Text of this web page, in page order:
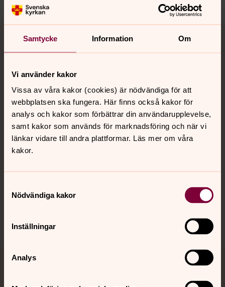
Samtycke Information Om
Vi använder kakor
Vissa av våra kakor (cookies) är nödvändiga för att
webbplatsen ska fungera. Här finns också kakor för
analys och kakor som förbättrar din användarupplevelse,
samt kakor som används för marknadsföring och när vi
länkar vidare till andra plattformar. Läs mer om våra
kakor.
Nödvändiga kakor
Inställningar
Analys
Tillbaka till toppen
Tillbaka till innehållet
Kontakt
Kalender
Hitta snabbt
Sociala kanaler